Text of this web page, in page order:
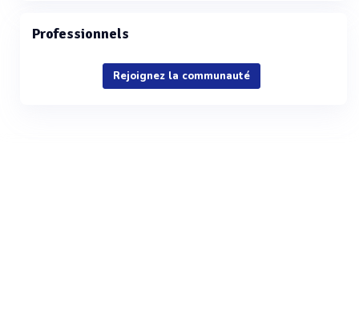
Professionnels
Rejoignez la communauté